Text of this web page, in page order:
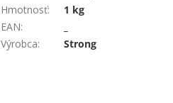
Hmotnosť:
1 kg
EAN:
Výrobca: Strong